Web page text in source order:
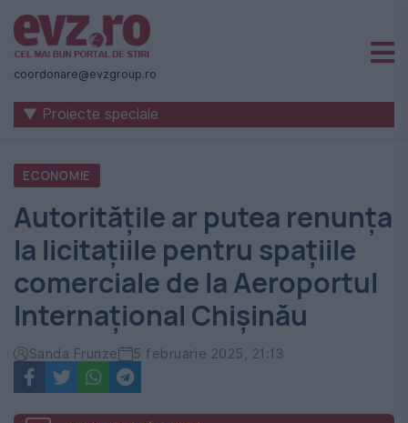
Știri
naționale
internaționale
România
-
Evenimentul
Zilei
coordonare@evzgroup.ro
▼ Proiecte speciale
ECONOMIE
Autoritățile ar putea renunța
la licitațiile pentru spațiile
comerciale de la Aeroportul
Internațional Chișinău
Sanda Frunze 5 februarie 2025, 21:13